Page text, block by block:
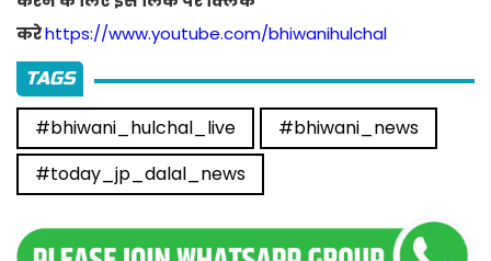
करेhttps://www.youtube.com/bhiwanihulchal
TAGS
#bhiwani_hulchal_live
#bhiwani_news
#today_jp_dalal_news